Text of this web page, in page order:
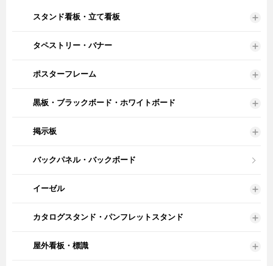
スタンド看板・立て看板
タペストリー・バナー
ポスターフレーム
黒板・ブラックボード・ホワイトボード
掲示板
バックパネル・バックボード
イーゼル
カタログスタンド・パンフレットスタンド
屋外看板・標識